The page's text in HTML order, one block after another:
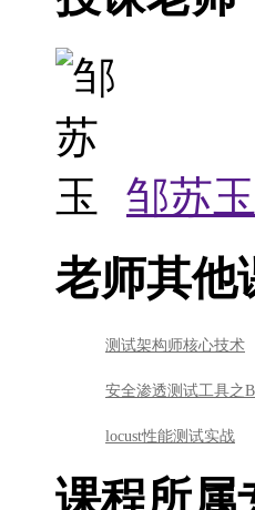
老师其他
locust性能测试实战
课程所属
全栈程序猿 - 优雅简
其他快
【快班】AI自动编程